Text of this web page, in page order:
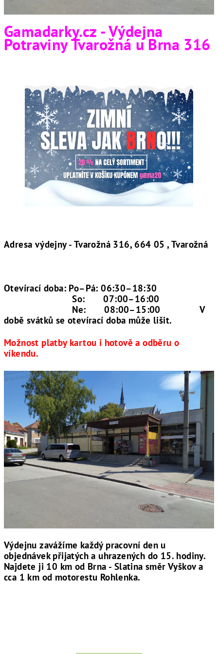
Gamadarky.cz - Výdejna
Potraviny Tvarožná u Brna 316
Adresa výdejny - Tvarožná 316, 664 05 , Tvarožná
Otevírací doba: Po–Pá: 06:30–18:30
So: 07:00–16:00
Ne: 08:00–15:00 V
době svátků se otevírací doba může lišit.
Možnost platby kartou i hotově a odběru o
víkendu.
Výdejnu zavážíme každý pracovní den u
objednávek přijatých a uhrazených do 15. hodiny.
Najdete ji 10 km od Brna - Slatina směr Vyškov a
cca 1 km od motorestu Rohlenka.